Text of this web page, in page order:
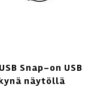
Snap-on USB
näytöllä